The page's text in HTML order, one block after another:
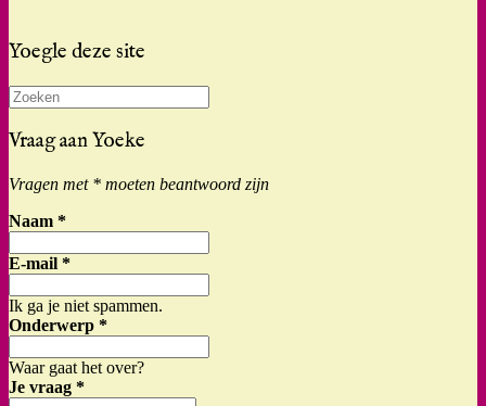
Yoegle deze site
Zoeken
naar:
Vraag aan Yoeke
Vragen met * moeten beantwoord zijn
Naam *
E-mail *
Ik ga je niet spammen.
Onderwerp *
Waar gaat het over?
Je vraag *